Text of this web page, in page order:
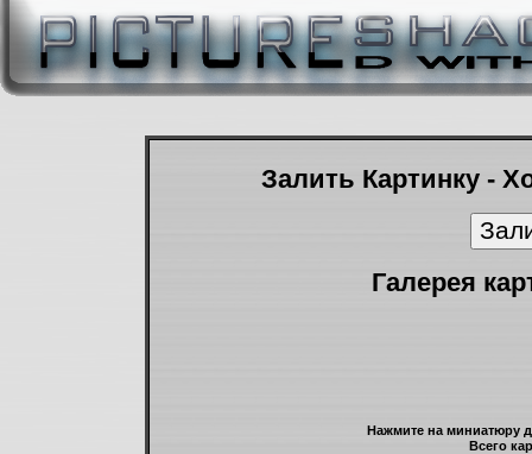
Залить Картинку -
Галерея
Нажмите на миниатюру
Всего